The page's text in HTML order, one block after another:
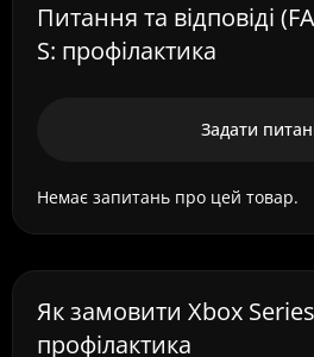
Питання та відповіді
S: профілактика
Задати
Немає запитань про цей товар.
Як замовити Xbox
профілактика